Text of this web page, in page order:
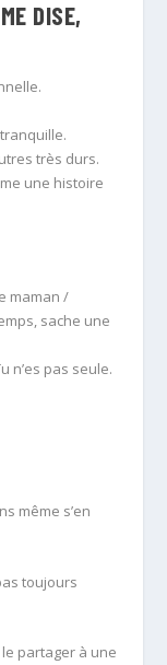
DISE,
très durs.
une histoire
maman /
sache une
n’es pas seule.
même s’en
toujours
le partager à une